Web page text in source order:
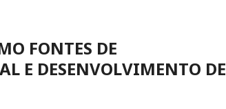
FONTES DE
E DESENVOLVIMENTO DE